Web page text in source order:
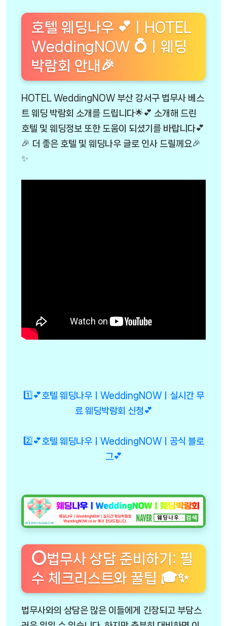
호텔 웨딩나우 💕ㅣHOTEL
WeddingNOW 💍ㅣ웨딩
박람회 안내🎉
HOTEL WeddingNOW 부산 강서구 법무사 베스
트 웨딩 박람회 소개를 드립니다🌟💕 소개해 드린
호텔 및 웨딩정보 또한 도움이 되셨기를 바랍니다💕
🎉 더 좋은 호텔 및 웨딩나우 글로 인사 드릴께요🎉
✨
1️⃣💕호텔 웨딩나우ㅣWeddingNOWㅣ실시간 무
료 웨딩박람회 신청💕
2️⃣💕호텔 웨딩나우ㅣWeddingNOWㅣ공식 블로
그💕
⭕법무사 상담 준비하기: 필
수 체크리스트와 꿀팁 🎓✨
법무사와의 상담은 많은 이들에게 긴장되고 부담스